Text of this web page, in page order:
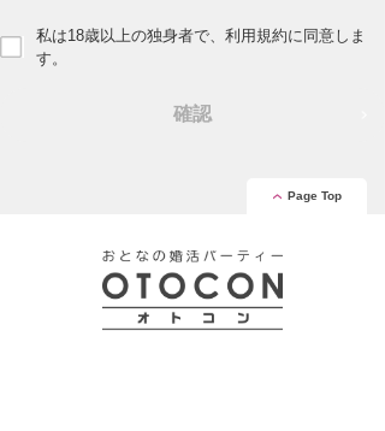
私は18歳以上の独身者で、利用規約に同意しま
す。
確認
Page Top